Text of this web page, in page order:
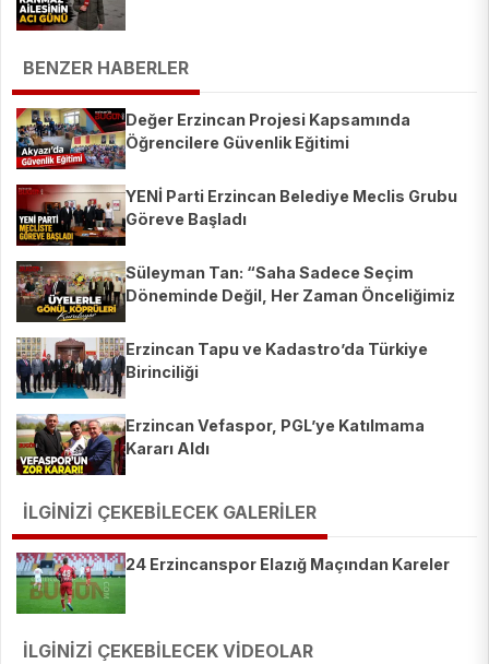
BENZER HABERLER
Değer Erzincan Projesi Kapsamında
Öğrencilere Güvenlik Eğitimi
YENİ Parti Erzincan Belediye Meclis Grubu
Göreve Başladı
Süleyman Tan: “Saha Sadece Seçim
Döneminde Değil, Her Zaman Önceliğimiz
Erzincan Tapu ve Kadastro’da Türkiye
Birinciliği
Erzincan Vefaspor, PGL’ye Katılmama
Kararı Aldı
İLGİNİZİ ÇEKEBİLECEK GALERİLER
24 Erzincanspor Elazığ Maçından Kareler
İLGİNİZİ ÇEKEBİLECEK VİDEOLAR